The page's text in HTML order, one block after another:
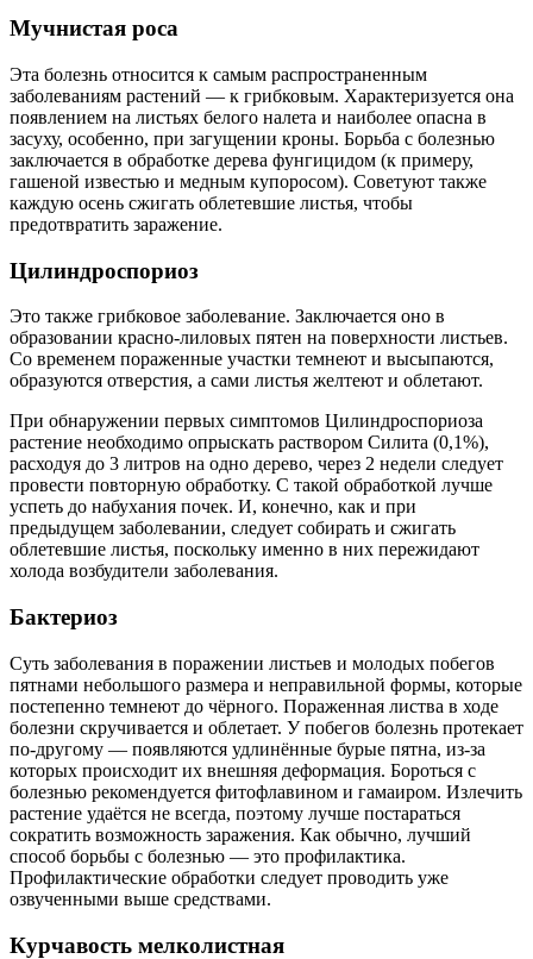
Мучнистая роса
Эта болезнь относится к самым распространенным
заболеваниям растений — к грибковым. Характеризуется она
появлением на листьях белого налета и наиболее опасна в
засуху, особенно, при загущении кроны. Борьба с болезнью
заключается в обработке дерева фунгицидом (к примеру,
гашеной известью и медным купоросом). Советуют также
каждую осень сжигать облетевшие листья, чтобы
предотвратить заражение.
Цилиндроспориоз
Это также грибковое заболевание. Заключается оно в
образовании красно-лиловых пятен на поверхности листьев.
Со временем пораженные участки темнеют и высыпаются,
образуются отверстия, а сами листья желтеют и облетают.
При обнаружении первых симптомов Цилиндроспориоза
растение необходимо опрыскать раствором Силита (0,1%),
расходуя до 3 литров на одно дерево, через 2 недели следует
провести повторную обработку. С такой обработкой лучше
успеть до набухания почек. И, конечно, как и при
предыдущем заболевании, следует собирать и сжигать
облетевшие листья, поскольку именно в них пережидают
холода возбудители заболевания.
Бактериоз
Суть заболевания в поражении листьев и молодых побегов
пятнами небольшого размера и неправильной формы, которые
постепенно темнеют до чёрного. Пораженная листва в ходе
болезни скручивается и облетает. У побегов болезнь протекает
по-другому — появляются удлинённые бурые пятна, из-за
которых происходит их внешняя деформация. Бороться с
болезнью рекомендуется фитофлавином и гамаиром. Излечить
растение удаётся не всегда, поэтому лучше постараться
сократить возможность заражения. Как обычно, лучший
способ борьбы с болезнью — это профилактика.
Профилактические обработки следует проводить уже
озвученными выше средствами.
Курчавость мелколистная